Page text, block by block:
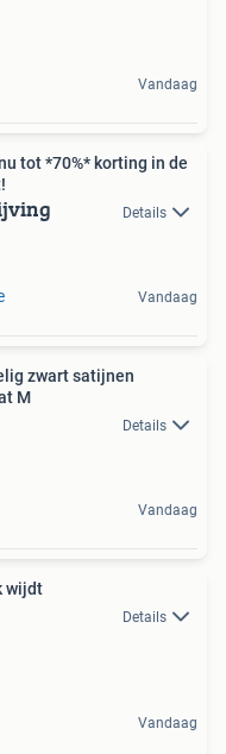
Vandaag
tot *70%* korting in de
Details
Vandaag
zwart satijnen
M
Details
Vandaag
wijdt
Details
Vandaag